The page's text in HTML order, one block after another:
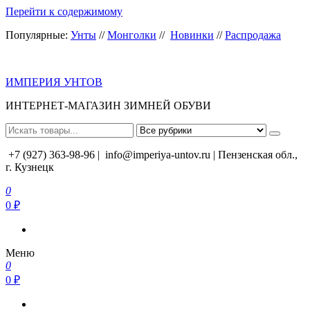
Перейти к содержимому
Популярные: Унты //Монголки // Новинки //Распродажа
ИМПЕРИЯ УНТОВ
ИНТЕРНЕТ-МАГАЗИН ЗИМНЕЙ ОБУВИ
+7 (927) 363-98-96 | info@imperiya-untov.ru | Пензенская обл.,
г. Кузнецк
0
0 ₽
Меню
0
0 ₽